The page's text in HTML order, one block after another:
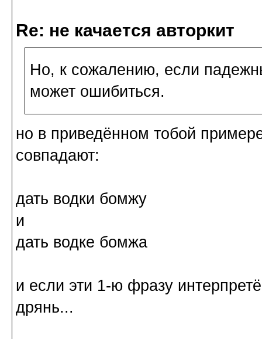
Re: не качается авторкит
Но, к сожалению, если
может ошибиться.
но в приведённом тобой
совпадают:
дать водки бомжу
и
дать водке бомжа
и если эти 1-ю фразу
дрянь...